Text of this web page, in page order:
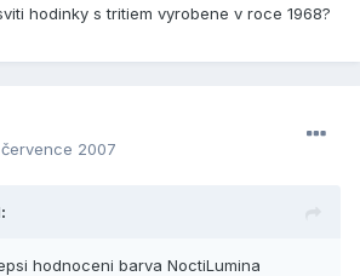
hodinky s tritiem vyrobene v roce 1968?
července 2007
hodnoceni barva NoctiLumina